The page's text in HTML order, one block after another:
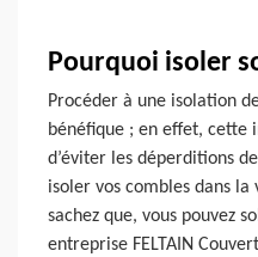
Pourquoi isoler
Procéder à une isolation
bénéfique ; en effet, cette
d’éviter les déperditions
isoler vos combles dans la
sachez que, vous pouvez
entreprise FELTAIN